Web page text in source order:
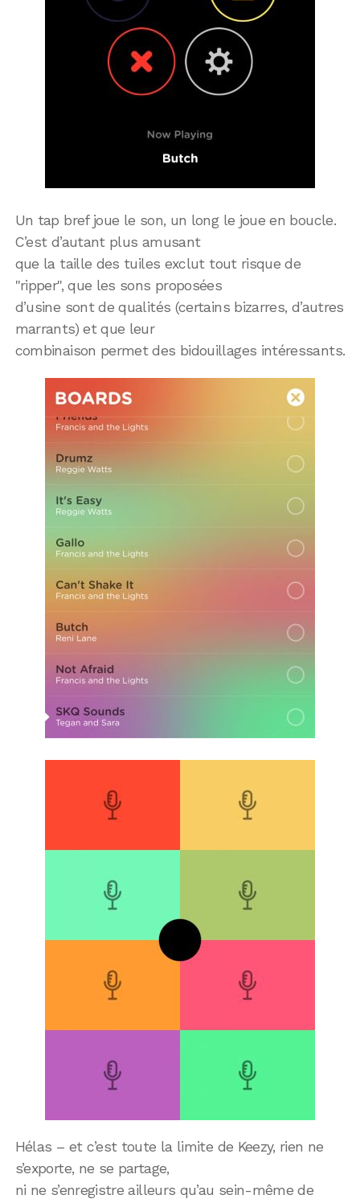
Un tap bref joue le son, un long le joue en boucle.
C’est d’autant plus amusant
que la taille des tuiles exclut tout risque de
"ripper", que les sons proposées
d’usine sont de qualités (certains bizarres, d’autres
marrants) et que leur
combinaison permet des bidouillages intéressants.
Hélas – et c’est toute la limite de Keezy, rien ne
s’exporte, ne se partage,
ni ne s’enregistre ailleurs qu’au sein-même de